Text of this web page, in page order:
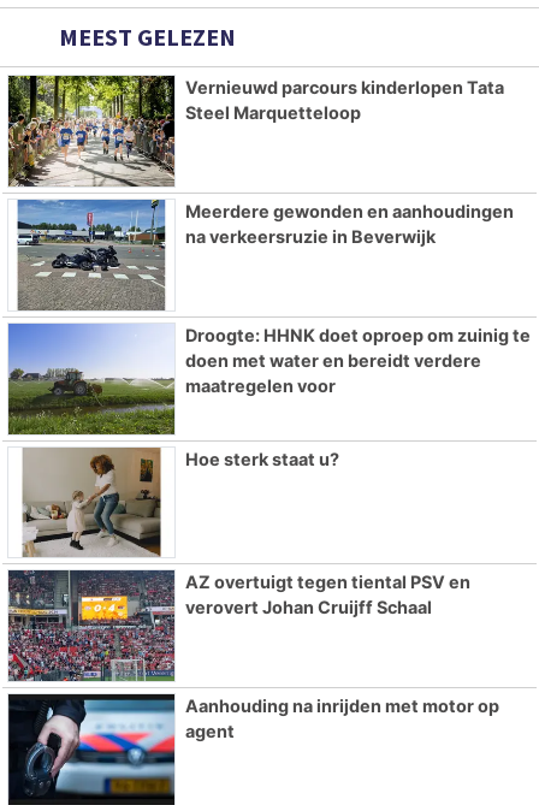
MEEST GELEZEN
Vernieuwd parcours kinderlopen Tata
Steel Marquetteloop
Meerdere gewonden en aanhoudingen
na verkeersruzie in Beverwijk
Droogte: HHNK doet oproep om zuinig te
doen met water en bereidt verdere
maatregelen voor
Hoe sterk staat u?
AZ overtuigt tegen tiental PSV en
verovert Johan Cruijff Schaal
Aanhouding na inrijden met motor op
agent